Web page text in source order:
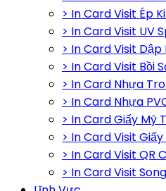
> In Card Visit Ép
> In Card Visit UV
> In Card Visit Dập
> In Card Visit Bồi
> In Card Nhựa
> In Card Nhựa
> In Card Giấy Mỹ
> In Card Visit
> In Card Visit QR
> In Card Visit